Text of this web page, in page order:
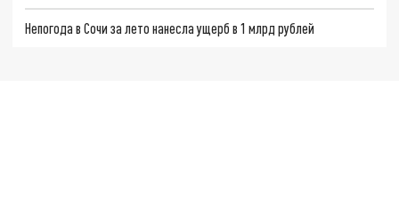
Непогода в Сочи за лето нанесла ущерб в 1 млрд рублей